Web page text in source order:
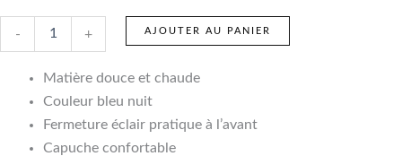
- + AJOUTER AU PANIER
Matière douce et chaude
Couleur bleu nuit
Fermeture éclair pratique à l’avant
Capuche confortable